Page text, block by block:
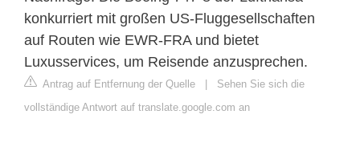
konkurriert mit großen US-Fluggesellschaften
auf Routen wie EWR-FRA und bietet
Luxusservices, um Reisende anzusprechen.
Antrag auf Entfernung der Quelle | Sehen Sie sich die
vollständige Antwort auf translate.google.com an